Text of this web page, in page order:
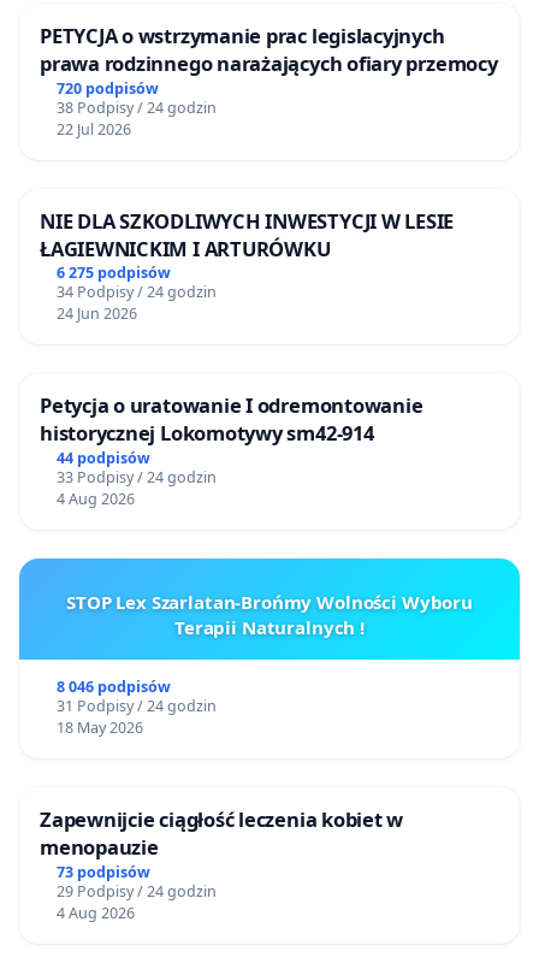
PETYCJA o wstrzymanie prac legislacyjnych
prawa rodzinnego narażających ofiary przemocy
720 podpisów
38 Podpisy / 24 godzin
22 Jul 2026
NIE DLA SZKODLIWYCH INWESTYCJI W LESIE
ŁAGIEWNICKIM I ARTURÓWKU
6 275 podpisów
34 Podpisy / 24 godzin
24 Jun 2026
Petycja o uratowanie I odremontowanie
historycznej Lokomotywy sm42-914
44 podpisów
33 Podpisy / 24 godzin
4 Aug 2026
STOP Lex Szarlatan-Brońmy Wolności Wyboru
Terapii Naturalnych !
8 046 podpisów
31 Podpisy / 24 godzin
18 May 2026
Zapewnijcie ciągłość leczenia kobiet w
menopauzie
73 podpisów
29 Podpisy / 24 godzin
4 Aug 2026